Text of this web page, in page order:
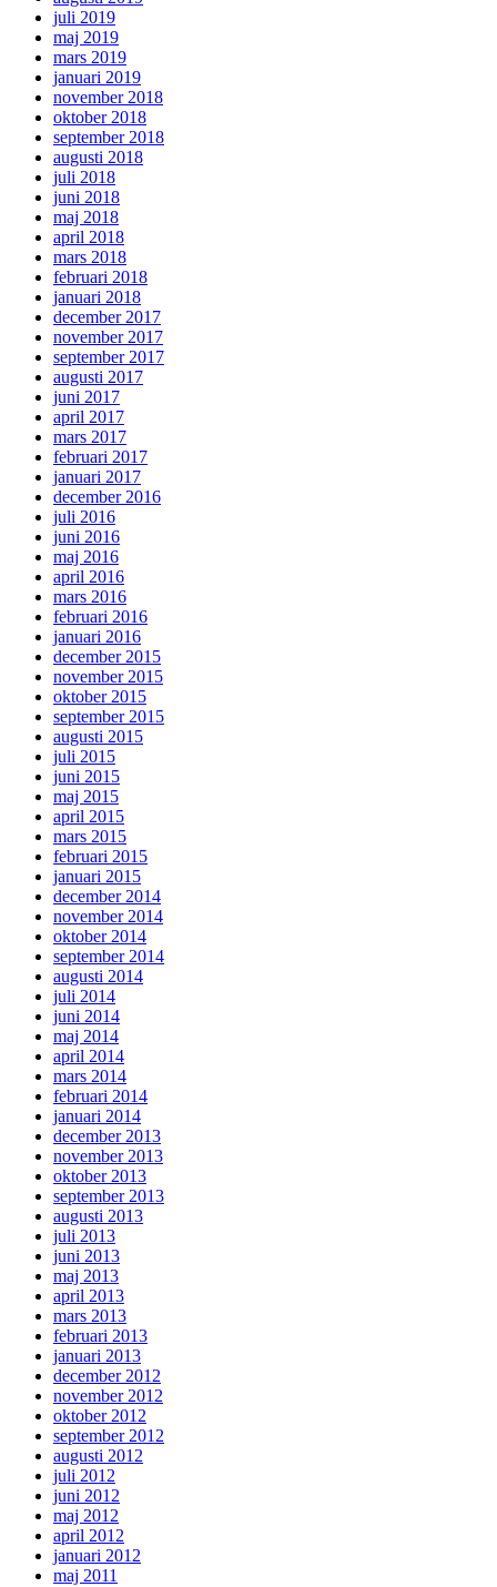
juli 2019
maj 2019
mars 2019
januari 2019
november 2018
oktober 2018
september 2018
augusti 2018
juli 2018
juni 2018
maj 2018
april 2018
mars 2018
februari 2018
januari 2018
december 2017
november 2017
september 2017
augusti 2017
juni 2017
april 2017
mars 2017
februari 2017
januari 2017
december 2016
juli 2016
juni 2016
maj 2016
april 2016
mars 2016
februari 2016
januari 2016
december 2015
november 2015
oktober 2015
september 2015
augusti 2015
juli 2015
juni 2015
maj 2015
april 2015
mars 2015
februari 2015
januari 2015
december 2014
november 2014
oktober 2014
september 2014
augusti 2014
juli 2014
juni 2014
maj 2014
april 2014
mars 2014
februari 2014
januari 2014
december 2013
november 2013
oktober 2013
september 2013
augusti 2013
juli 2013
juni 2013
maj 2013
april 2013
mars 2013
februari 2013
januari 2013
december 2012
november 2012
oktober 2012
september 2012
augusti 2012
juli 2012
juni 2012
maj 2012
april 2012
januari 2012
maj 2011